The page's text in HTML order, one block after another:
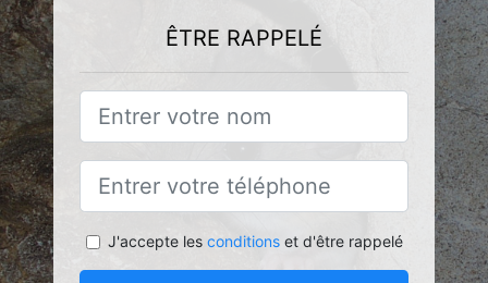
ÊTRE RAPPELÉ
J'accepte les conditionset d'être rappelé